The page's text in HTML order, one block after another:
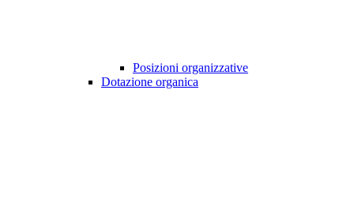
Posizioni organizzative
Dotazione organica